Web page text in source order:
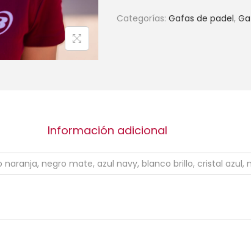
Categorías: Gafas de padel,
Información adicional
naranja, negro mate, azul navy, blanco brillo, cristal azul,